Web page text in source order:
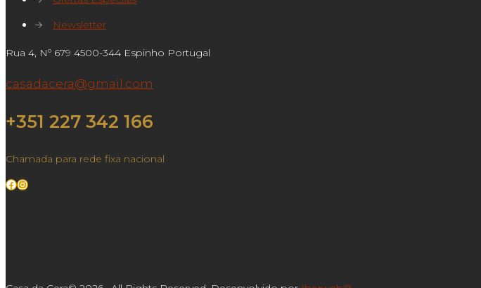
→
Newsletter
Rua 4, Nº 679 4500-344 Espinho Portugal
casadacera@gmail.com
+351 227 342 166
Chamada para rede fixa nacional
Facebook
Instagram